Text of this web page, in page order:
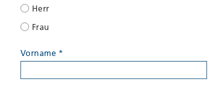
Herr
Frau
Vorname *